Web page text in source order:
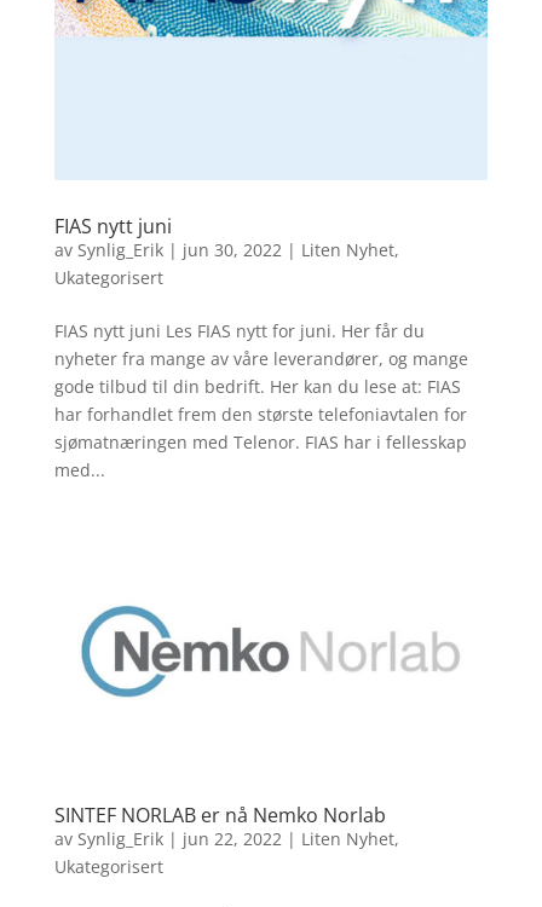
FIAS nytt juni
av Synlig_Erik| jun 30, 2022| Liten Nyhet,
Ukategorisert
FIAS nytt juni Les FIAS nytt for juni. Her får du
nyheter fra mange av våre leverandører, og mange
gode tilbud til din bedrift. Her kan du lese at: FIAS
har forhandlet frem den største telefoniavtalen for
sjømatnæringen med Telenor. FIAS har i fellesskap
med...
SINTEF NORLAB er nå Nemko Norlab
av Synlig_Erik| jun 22, 2022| Liten Nyhet,
Ukategorisert